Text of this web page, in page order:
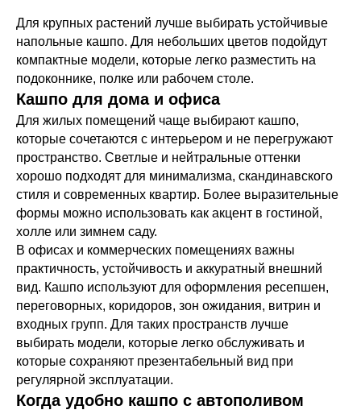
Для крупных растений лучше выбирать устойчивые
напольные кашпо. Для небольших цветов подойдут
компактные модели, которые легко разместить на
подоконнике, полке или рабочем столе.
Кашпо для дома и офиса
Для жилых помещений чаще выбирают кашпо,
которые сочетаются с интерьером и не перегружают
пространство. Светлые и нейтральные оттенки
хорошо подходят для минимализма, скандинавского
стиля и современных квартир. Более выразительные
формы можно использовать как акцент в гостиной,
холле или зимнем саду.
В офисах и коммерческих помещениях важны
практичность, устойчивость и аккуратный внешний
вид. Кашпо используют для оформления ресепшен,
переговорных, коридоров, зон ожидания, витрин и
входных групп. Для таких пространств лучше
выбирать модели, которые легко обслуживать и
которые сохраняют презентабельный вид при
регулярной эксплуатации.
Когда удобно кашпо с автополивом